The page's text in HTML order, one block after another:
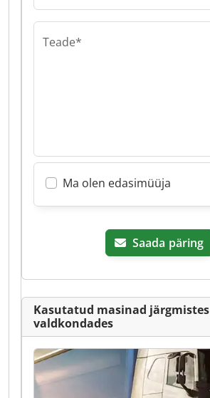
Teade*
Ma olen edasimüüja
Saada päring
Kasutatud masinad järgmistes
valdkondades